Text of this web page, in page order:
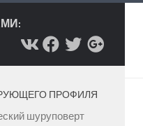
ПРОФИЛЯ
шуруповерт